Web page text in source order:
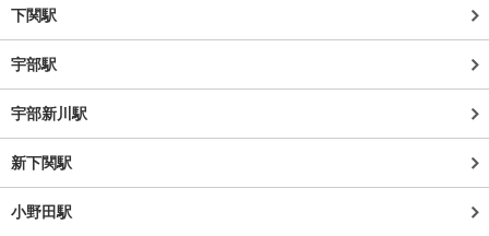
下関駅
宇部駅
宇部新川駅
新下関駅
小野田駅